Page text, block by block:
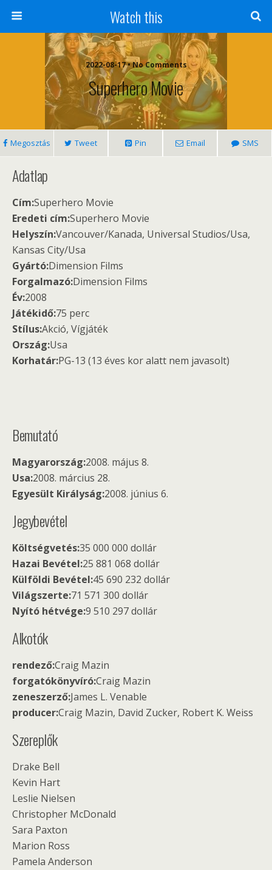
Watch this
2022-08-17 • No Comments
Superhero Movie
Megosztás Tweet Pin Email SMS
Adatlap
Cím:Superhero Movie
Eredeti cím:Superhero Movie
Helyszín:Vancouver/Kanada, Universal Studios/Usa,
Kansas City/Usa
Gyártó:Dimension Films
Forgalmazó:Dimension Films
Év:2008
Játékidő:75 perc
Stílus:Akció, Vígjáték
Ország:Usa
Korhatár:PG-13 (13 éves kor alatt nem javasolt)
Bemutató
Magyarország:2008. május 8.
Usa:2008. március 28.
Egyesült Királyság:2008. június 6.
Jegybevétel
Költségvetés:35 000 000 dollár
Hazai Bevétel:25 881 068 dollár
Külföldi Bevétel:45 690 232 dollár
Világszerte:71 571 300 dollár
Nyító hétvége:9 510 297 dollár
Alkotók
rendező:Craig Mazin
forgatókönyvíró:Craig Mazin
zeneszerző:James L. Venable
producer:Craig Mazin, David Zucker, Robert K. Weiss
Szereplők
Drake Bell
Kevin Hart
Leslie Nielsen
Christopher McDonald
Sara Paxton
Marion Ross
Pamela Anderson